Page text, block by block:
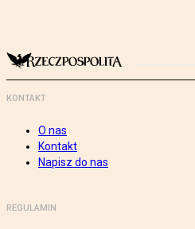
KONTAKT
O nas
Kontakt
Napisz do nas
REGULAMIN